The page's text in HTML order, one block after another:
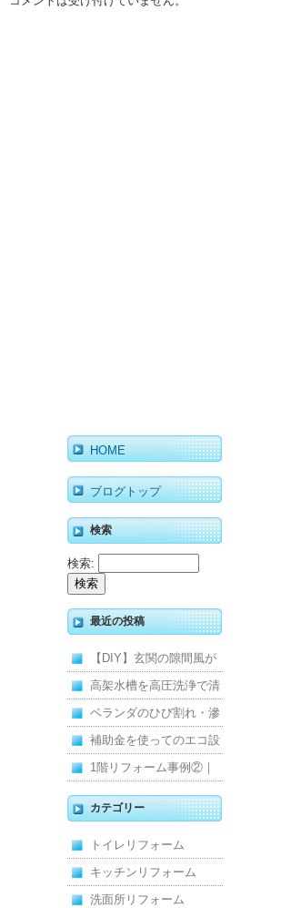
HOME
ブログトップ
検索
検索:
最近の投稿
【DIY】玄関の隙間風が
寒くて断熱ドアに交換し
ました
高架水槽を高圧洗浄で清
掃！衛生的な給水環境を
維持｜施工事例
ベランダのひび割れ・滲
みを解消！賃貸マンショ
ン防水工事
補助金を使ってのエコ設
備住宅リフォーム
1階リフォーム事例②｜
キッチン・床・収納を一
新し、扉新設で動線を整
えた全面改修
カテゴリー
トイレリフォーム
キッチンリフォーム
洗面所リフォーム